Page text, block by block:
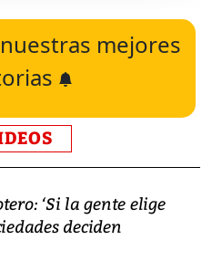
mejores
‘Si la gente elige
deciden